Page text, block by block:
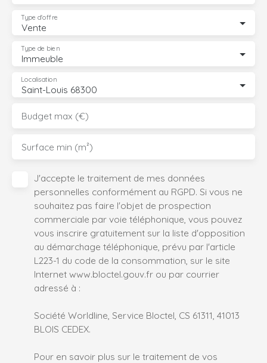
Vente
Type d'offre
Immeuble
Type de bien
Saint-Louis 68300
Localisation
Budget max (€)
Surface min (m²)
J'accepte le traitement de mes données
personnelles conformément au RGPD. Si vous ne
souhaitez pas faire l'objet de prospection
commerciale par voie téléphonique, vous pouvez
vous inscrire gratuitement sur la liste d'opposition
au démarchage téléphonique, prévu par l'article
L223-1 du code de la consommation, sur le site
Internet www.bloctel.gouv.fr ou par courrier
adressé à :
Société Worldline, Service Bloctel, CS 61311, 41013
BLOIS CEDEX.
Pour en savoir plus sur le traitement de vos